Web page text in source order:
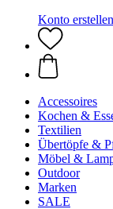
Konto erstellen
Accessoires
Kochen &
Textilien
Übertöpfe &
Möbel &
Outdoor
Marken
SALE